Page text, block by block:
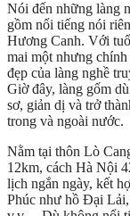
Nói đến những làng
gồm nổi tiếng nói
Hương Canh. Với
mai một nhưng
đẹp của làng nghề
Giờ đây, làng gốm
sơ, giản dị và trở
trong và ngoài nước.
Nằm tại thôn Lò
12km, cách Hà Nội
lịch ngắn ngày, kết
Phúc như hồ Đại